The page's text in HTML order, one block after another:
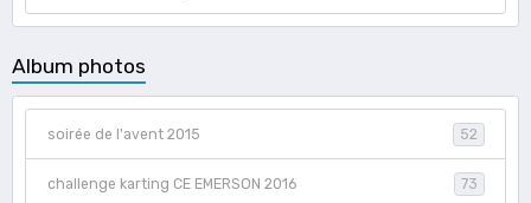
Album photos
soirée de l'avent 2015 52
challenge karting CE EMERSON 2016 73